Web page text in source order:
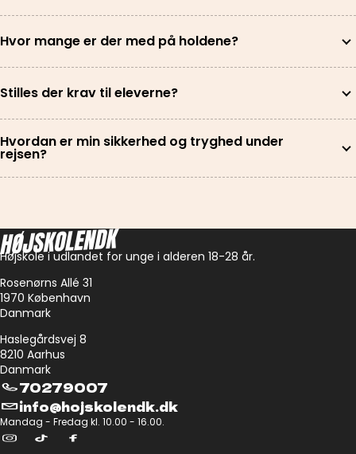
Hvor mange er der med på holdene?
Stilles der krav til eleverne?
Hvordan er min sikkerhed og tryghed under
rejsen?
Højskole i udlandet for unge i alderen 18-28 år.
Rosenørns Allé 31
1970 København
Danmark
Haslegårdsvej 8
8210 Aarhus
Danmark
70279007
info@hojskolendk.dk
Mandag - Fredag kl. 10.00 - 16.00.